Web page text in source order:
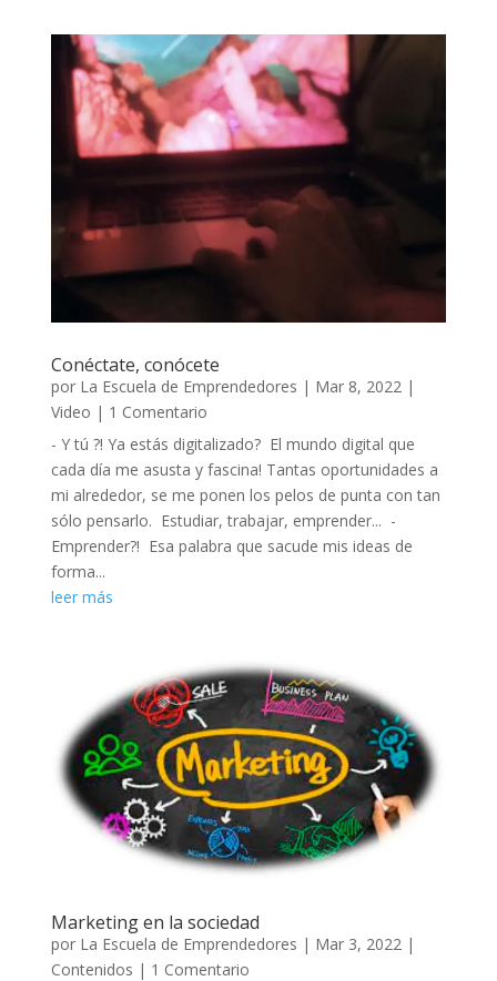
Conéctate, conócete
por La Escuela de Emprendedores | Mar 8, 2022 |
Video | 1 Comentario
- Y tú ?! Ya estás digitalizado? El mundo digital que
cada día me asusta y fascina! Tantas oportunidades a
mi alrededor, se me ponen los pelos de punta con tan
sólo pensarlo. Estudiar, trabajar, emprender... -
Emprender?! Esa palabra que sacude mis ideas de
forma...
leer más
Marketing en la sociedad
por La Escuela de Emprendedores | Mar 3, 2022 |
Contenidos | 1 Comentario